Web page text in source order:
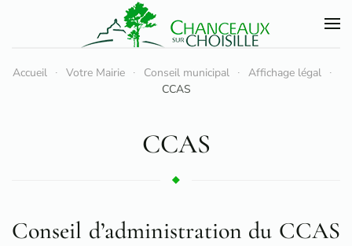
Accéder au contenu principal
Accueil Votre Mairie Conseil municipal
Affichage légal
CCAS
CCAS
Conseil d’administration du CCAS